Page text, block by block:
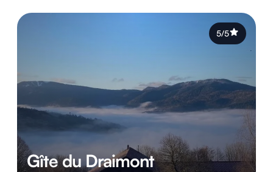
Gîte du Draimont
5/5